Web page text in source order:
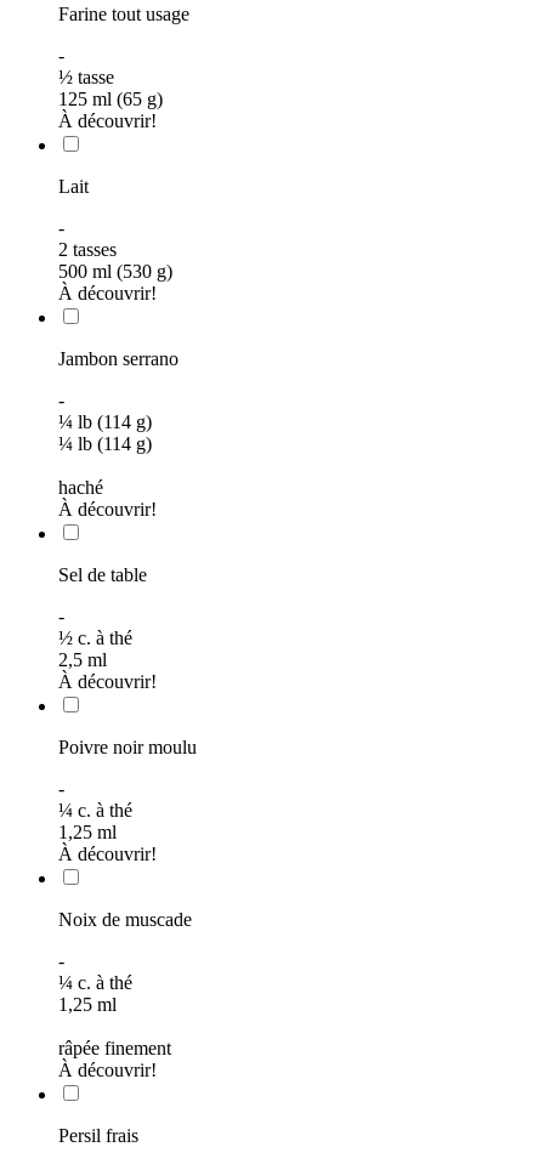
Farine tout usage
-
½ tasse
125 ml (65 g)
À découvrir!
Lait
-
2 tasses
500 ml (530 g)
À découvrir!
Jambon serrano
-
¼ lb (114 g)
¼ lb (114 g)
haché
À découvrir!
Sel de table
-
½ c. à thé
2,5 ml
À découvrir!
Poivre noir moulu
-
¼ c. à thé
1,25 ml
À découvrir!
Noix de muscade
-
¼ c. à thé
1,25 ml
râpée finement
À découvrir!
Persil frais